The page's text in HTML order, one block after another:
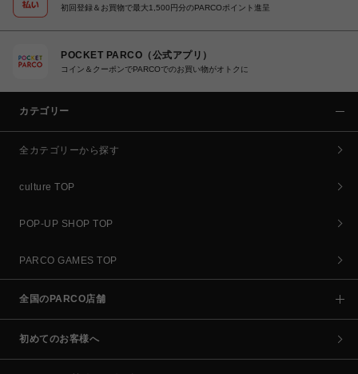
初回登録＆お買物で最大1,500円分のPARCOポイント進呈
POCKET PARCO（公式アプリ）
コイン＆クーポンでPARCOでのお買い物がオトクに
カテゴリー
全カテゴリーから探す
culture TOP
POP-UP SHOP TOP
PARCO GAMES TOP
全国のPARCO店舗
初めてのお客様へ